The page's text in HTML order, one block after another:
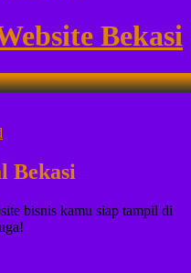
Bekasi
Bekasi
bisnis kamu siap tampil di